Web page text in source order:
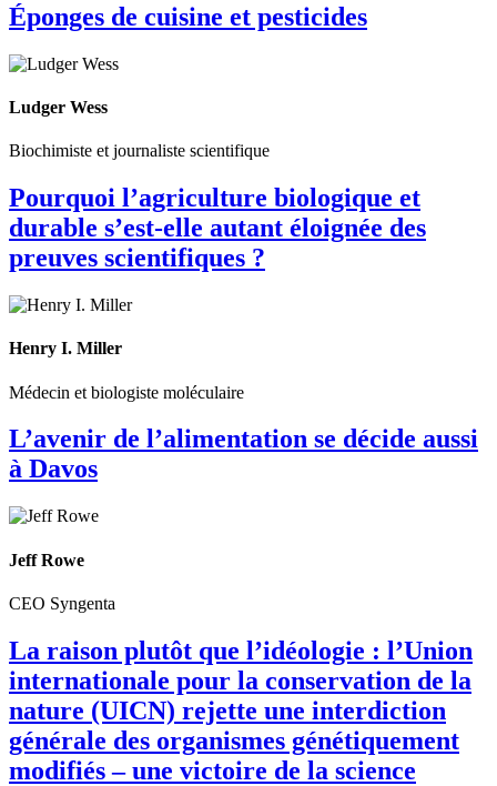
Éponges de cuisine et pesticides
Ludger Wess
Biochimiste et journaliste scientifique
Pourquoi l’agriculture biologique et
durable s’est-elle autant éloignée des
preuves scientifiques ?
Henry I. Miller
Médecin et biologiste moléculaire
L’avenir de l’alimentation se décide aussi
à Davos
Jeff Rowe
CEO Syngenta
La raison plutôt que l’idéologie : l’Union
internationale pour la conservation de la
nature (UICN) rejette une interdiction
générale des organismes génétiquement
modifiés – une victoire de la science